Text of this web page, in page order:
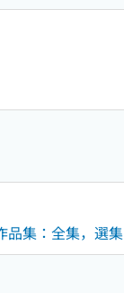
品集：全集，選集